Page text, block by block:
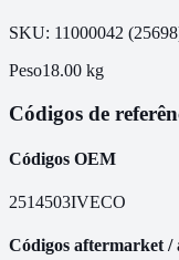
SKU: 11000042 (25698
Peso18.00 kg
Códigos de
Códigos OEM
2514503IVECO
Códigos aftermarket /